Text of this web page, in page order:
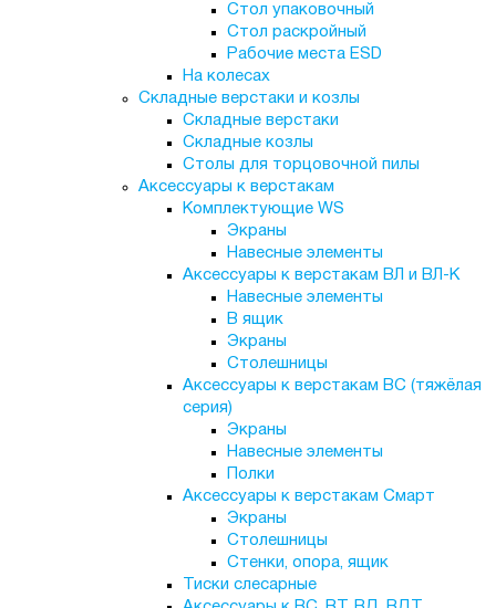
Стол упаковочный
Стол раскройный
Рабочие места ESD
На колесах
Складные верстаки и козлы
Складные верстаки
Складные козлы
Столы для торцовочной пилы
Аксессуары к верстакам
Комплектующие WS
Экраны
Навесные элементы
Аксессуары к верстакам ВЛ и ВЛ-К
Навесные элементы
В ящик
Экраны
Столешницы
Аксессуары к верстакам ВС (тяжёлая
серия)
Экраны
Навесные элементы
Полки
Аксессуары к верстакам Смарт
Экраны
Столешницы
Стенки, опора, ящик
Тиски слесарные